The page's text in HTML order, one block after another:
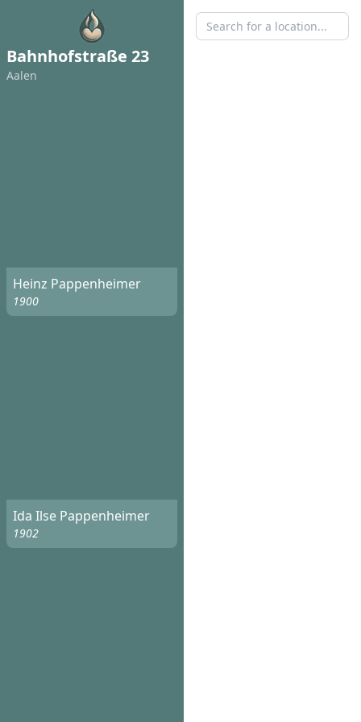
Bahnhofstraße 23
Aalen
Heinz Pappenheimer
1900
Ida Ilse Pappenheimer
1902